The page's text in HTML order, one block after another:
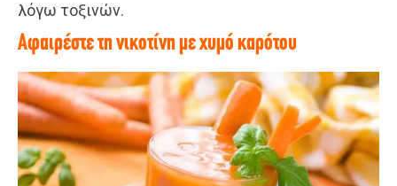
λόγω τοξινών.
Αφαιρέστε τη νικοτίνη με χυμό καρότου